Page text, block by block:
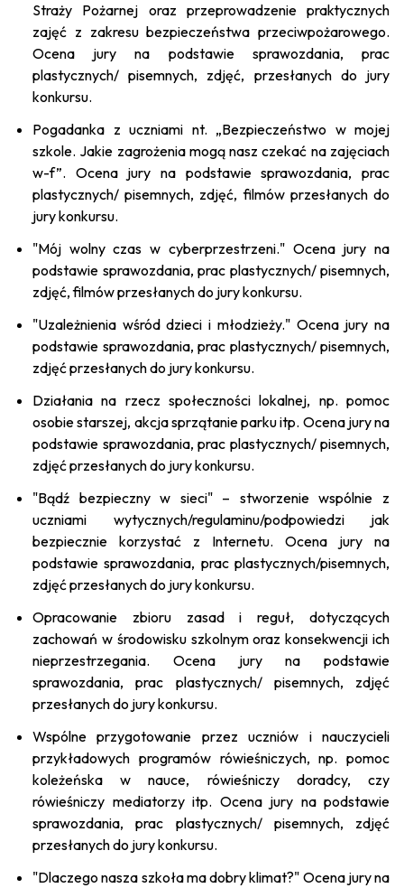
Straży Pożarnej oraz przeprowadzenie praktycznych
zajęć z zakresu bezpieczeństwa przeciwpożarowego.
Ocena jury na podstawie sprawozdania, prac
plastycznych/ pisemnych, zdjęć, przesłanych do jury
konkursu.
Pogadanka z uczniami nt. „Bezpieczeństwo w mojej
szkole. Jakie zagrożenia mogą nasz czekać na zajęciach
w-f”. Ocena jury na podstawie sprawozdania, prac
plastycznych/ pisemnych, zdjęć, filmów przesłanych do
jury konkursu.
"Mój wolny czas w cyberprzestrzeni." Ocena jury na
podstawie sprawozdania, prac plastycznych/ pisemnych,
zdjęć, filmów przesłanych do jury konkursu.
"Uzależnienia wśród dzieci i młodzieży." Ocena jury na
podstawie sprawozdania, prac plastycznych/ pisemnych,
zdjęć przesłanych do jury konkursu.
Działania na rzecz społeczności lokalnej, np. pomoc
osobie starszej, akcja sprzątanie parku itp. Ocena jury na
podstawie sprawozdania, prac plastycznych/ pisemnych,
zdjęć przesłanych do jury konkursu.
"Bądź bezpieczny w sieci" – stworzenie wspólnie z
uczniami wytycznych/regulaminu/podpowiedzi jak
bezpiecznie korzystać z Internetu. Ocena jury na
podstawie sprawozdania, prac plastycznych/pisemnych,
zdjęć przesłanych do jury konkursu.
Opracowanie zbioru zasad i reguł, dotyczących
zachowań w środowisku szkolnym oraz konsekwencji ich
nieprzestrzegania. Ocena jury na podstawie
sprawozdania, prac plastycznych/ pisemnych, zdjęć
przesłanych do jury konkursu.
Wspólne przygotowanie przez uczniów i nauczycieli
przykładowych programów rówieśniczych, np. pomoc
koleżeńska w nauce, rówieśniczy doradcy, czy
rówieśniczy mediatorzy itp. Ocena jury na podstawie
sprawozdania, prac plastycznych/ pisemnych, zdjęć
przesłanych do jury konkursu.
"Dlaczego nasza szkoła ma dobry klimat?" Ocena jury na